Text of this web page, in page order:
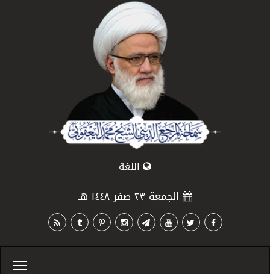
اللغة
الجمعة ٢٣ صفر ١٤٤٨ هـ